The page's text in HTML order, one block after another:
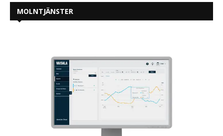
MOLNTJÄNSTER